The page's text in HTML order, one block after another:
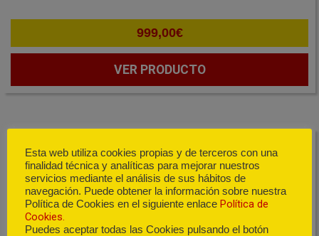
999,00€
VER PRODUCTO
Esta web utiliza cookies propias y de terceros con una
finalidad técnica y analíticas para mejorar nuestros
servicios mediante el análisis de sus hábitos de
navegación. Puede obtener la información sobre nuestra
Política de Cookies en el siguiente enlace Política de
Cookies.
Puedes aceptar todas las Cookies pulsando el botón